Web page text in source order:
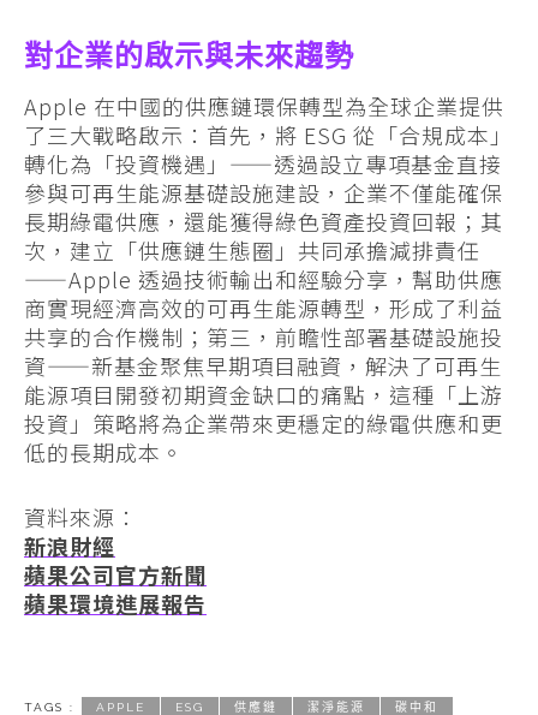
對企業的啟示與未來趨勢
Apple 在中國的供應鏈環保轉型為全球企業提供
了三大戰略啟示：首先，將 ESG 從「合規成本」
轉化為「投資機遇」——透過設立專項基金直接
參與可再生能源基礎設施建設，企業不僅能確保
長期綠電供應，還能獲得綠色資產投資回報；其
次，建立「供應鏈生態圈」共同承擔減排責任
——Apple 透過技術輸出和經驗分享，幫助供應
商實現經濟高效的可再生能源轉型，形成了利益
共享的合作機制；第三，前瞻性部署基礎設施投
資——新基金聚焦早期項目融資，解決了可再生
能源項目開發初期資金缺口的痛點，這種「上游
投資」策略將為企業帶來更穩定的綠電供應和更
低的長期成本。
資料來源：
新浪財經
蘋果公司官方新聞
蘋果環境進展報告
TAGS : APPLE ESG 供應鏈 潔淨能源 碳中和